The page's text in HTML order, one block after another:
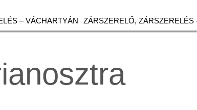
– VÁCHARTYÁN ZÁRSZERELŐ, ZÁRSZERELÉS